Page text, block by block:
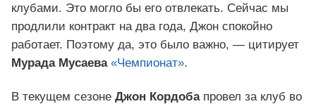
клубами. Это могло бы его отвлекать. Сейчас мы
продлили контракт на два года, Джон спокойно
работает. Поэтому да, это было важно, — цитирует
Мурада Мусаева «Чемпионат».
В текущем сезоне Джон Кордобапровел за клуб во